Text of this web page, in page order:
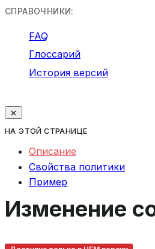
СПРАВОЧНИКИ:
FAQ
Глоссарий
История версий
НА ЭТОЙ СТРАНИЦЕ
Описание
Свойства политики
Пример
Изменение